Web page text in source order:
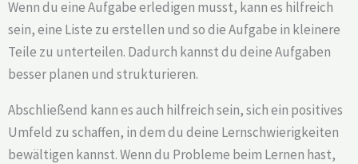
Wenn du eine Aufgabe erledigen musst, kann es hilfreich
sein, eine Liste zu erstellen und so die Aufgabe in kleinere
Teile zu unterteilen. Dadurch kannst du deine Aufgaben
besser planen und strukturieren.
Abschließend kann es auch hilfreich sein, sich ein positives
Umfeld zu schaffen, in dem du deine Lernschwierigkeiten
bewältigen kannst. Wenn du Probleme beim Lernen hast,